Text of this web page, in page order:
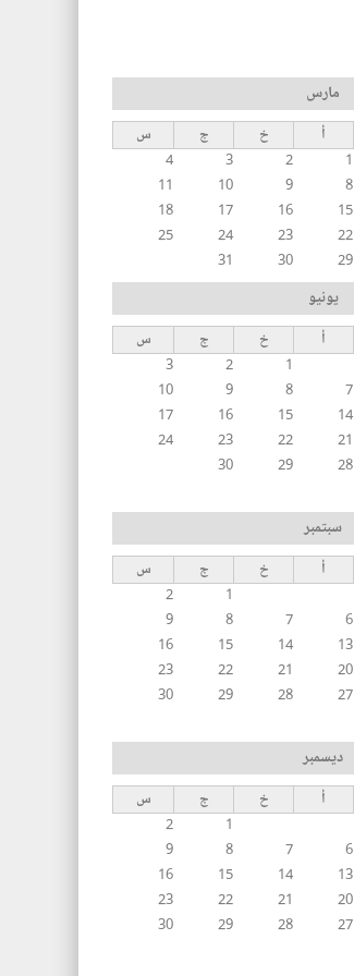
مارس
أ خ ج
س
1
2
3
4
8
9
10
11
15
16
17
18
22
23
24
25
29
30
31
يونيو
أ خ ج
س
1
2
3
7
8
9
10
14
15
16
17
21
22
23
24
28
29
30
سبتمبر
أ خ ج
س
1
2
6
7
8
9
13
14
15
16
20
21
22
23
27
28
29
30
ديسمبر
أ خ ج
س
1
2
6
7
8
9
13
14
15
16
20
21
22
23
27
28
29
30